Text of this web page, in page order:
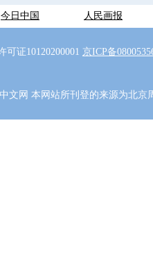
今日中国 人民画报
证10120200001 京ICP备
文网 本网站所刊登的来源为北